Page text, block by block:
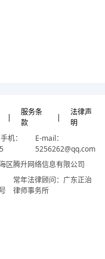
|
服务条
款
|
法律声
明
机：
E-mail：
5256262@qq.com
区腾升网络信息有限公司
常年法律顾问：广东正治
律师事务所